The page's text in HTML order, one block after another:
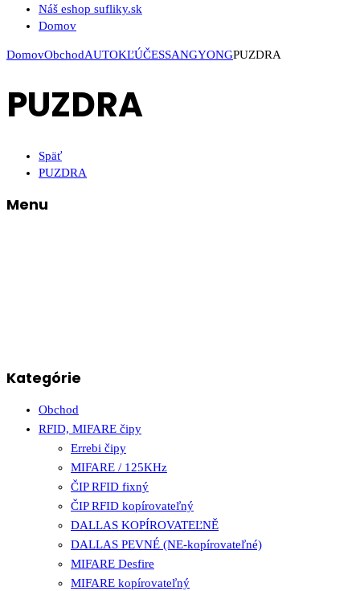
Náš eshop sufliky.sk
Domov
DomovObchodAUTOKĽÚČESSANGYONGPUZDRA
PUZDRA
Späť
PUZDRA
Menu
Kategórie
Obchod
RFID, MIFARE čipy
Errebi čipy
MIFARE / 125KHz
ČIP RFID fixný
ČIP RFID kopírovateľný
DALLAS KOPÍROVATEĽNĚ
DALLAS PEVNÉ (NE-kopírovateľné)
MIFARE Desfire
MIFARE kopírovateľný